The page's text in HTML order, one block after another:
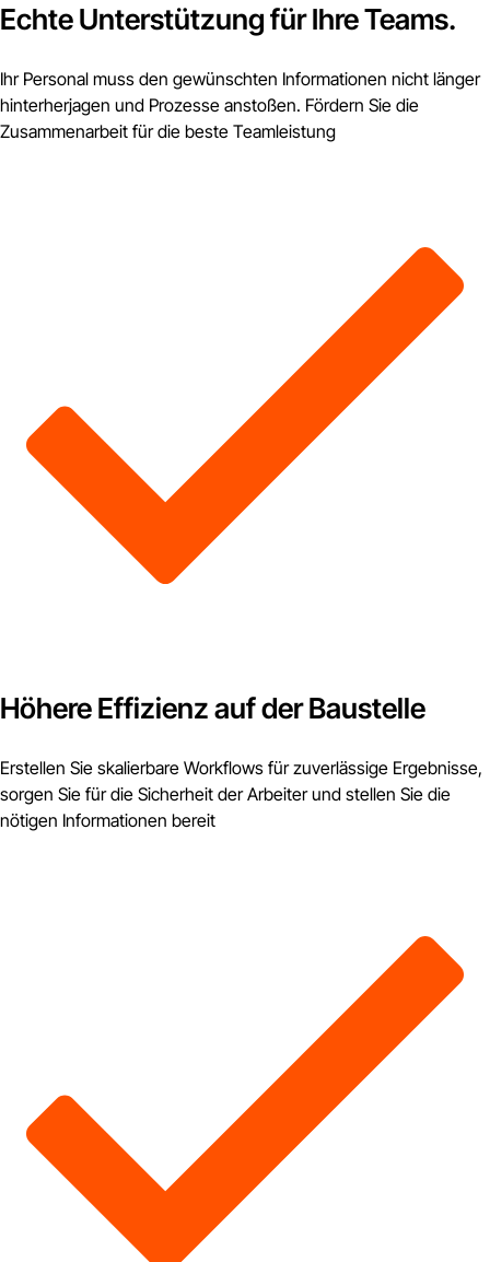
Echte Unterstützung für Ihre Teams.
Ihr Personal muss den gewünschten Informationen nicht länger
hinterherjagen und Prozesse anstoßen. Fördern Sie die
Zusammenarbeit für die beste Teamleistung
Höhere Effizienz auf der Baustelle
Erstellen Sie skalierbare Workflows für zuverlässige Ergebnisse,
sorgen Sie für die Sicherheit der Arbeiter und stellen Sie die
nötigen Informationen bereit